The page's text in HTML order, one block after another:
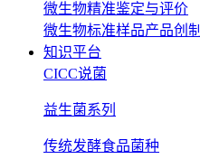
微生物精准鉴定与评价
微生物标准样品产品创制
知识平台
CICC说菌
益生菌系列
传统发酵食品菌种